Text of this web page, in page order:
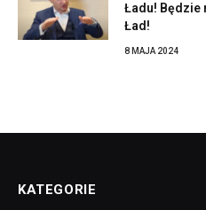
Ładu! Będzie
Ład!
8 MAJA 2024
KATEGORIE